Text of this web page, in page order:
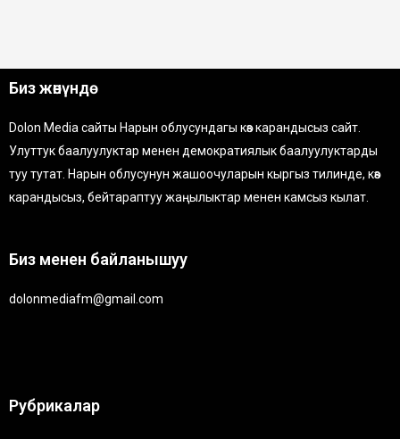
Биз жөнүндө
Dolon Media сайты Нарын облусундагы көз карандысыз сайт.
Улуттук баалуулуктар менен демократиялык баалуулуктарды
туу тутат. Нарын облусунун жашоочуларын кыргыз тилинде, көз
карандысыз, бейтараптуу жаңылыктар менен камсыз кылат.
Биз менен байланышуу
dolonmediafm@gmail.com
Рубрикалар